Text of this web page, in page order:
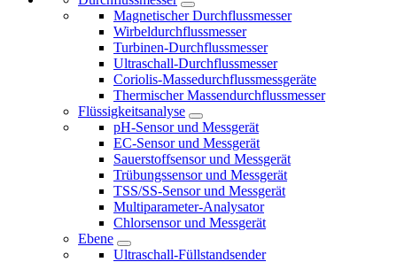
Magnetischer Durchflussmesser
Wirbeldurchflussmesser
Turbinen-Durchflussmesser
Ultraschall-Durchflussmesser
Coriolis-Massedurchflussmessgeräte
Thermischer Massendurchflussmesser
Flüssigkeitsanalyse
pH-Sensor und Messgerät
EC-Sensor und Messgerät
Sauerstoffsensor und Messgerät
Trübungssensor und Messgerät
TSS/SS-Sensor und Messgerät
Multiparameter-Analysator
Chlorsensor und Messgerät
Ebene
Ultraschall-Füllstandsender